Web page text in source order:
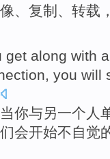
、 复制 、 转载
get along with a
, you will
当你与另一个 人
会开始不自觉